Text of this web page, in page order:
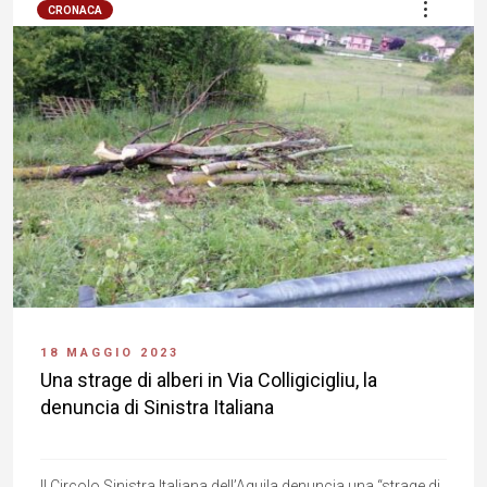
CRONACA
18 MAGGIO 2023
Una strage di alberi in Via Colligicigliu, la
denuncia di Sinistra Italiana